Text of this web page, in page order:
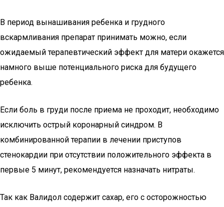
В период вынашивания ребенка и грудного
вскармливания препарат принимать можно, если
ожидаемый терапевтический эффект для матери окажется
намного выше потенциального риска для будущего
ребенка.
Если боль в груди после приема не проходит, необходимо
исключить острый коронарный синдром. В
комбинированной терапии в лечении приступов
стенокардии при отсутствии положительного эффекта в
первые 5 минут, рекомендуется назначать нитраты.
Так как Валидол содержит сахар, его с осторожностью